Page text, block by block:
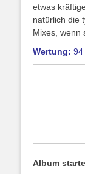
etwas
natürlich die
Mixes, wenn
Wertung: 94
Album